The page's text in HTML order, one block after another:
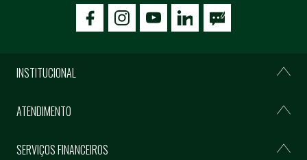
icon-facebookicon-social02icon-social03
INSTITUCIONAL
ATENDIMENTO
SERVIÇOS FINANCEIROS